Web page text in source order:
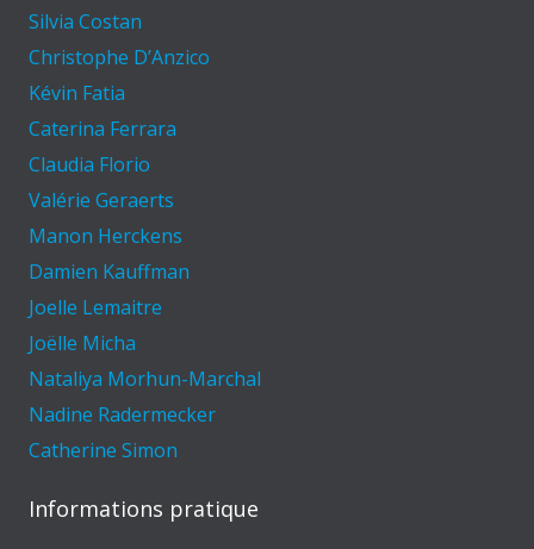
Silvia Costan
Christophe D’Anzico
Kévin Fatia
Caterina Ferrara
Claudia Florio
Valérie Geraerts
Manon Herckens
Damien Kauffman
Joelle Lemaitre
Joëlle Micha
Nataliya Morhun-Marchal
Nadine Radermecker
Catherine Simon
Informations pratique